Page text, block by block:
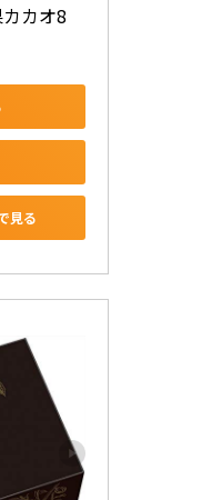
カオ8
見る